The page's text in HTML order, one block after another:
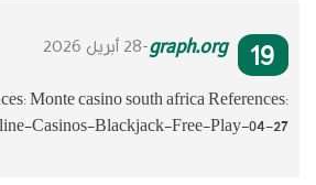
https://